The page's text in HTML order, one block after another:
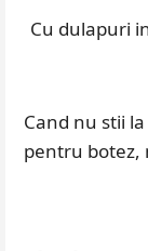
Cu dulapuri
Cand nu stii
pentru botez,